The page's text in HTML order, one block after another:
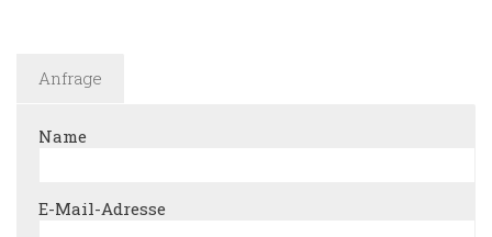
Anfrage
Name
E-Mail-Adresse